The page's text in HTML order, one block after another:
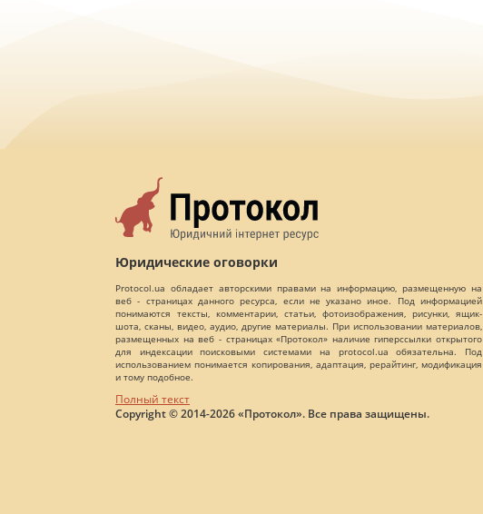
Юридические оговорки
Protocol.ua обладает авторскими правами на информацию, размещенную на
веб - страницах данного ресурса, если не указано иное. Под информацией
понимаются тексты, комментарии, статьи, фотоизображения, рисунки, ящик-
шота, сканы, видео, аудио, другие материалы. При использовании материалов,
размещенных на веб - страницах «Протокол» наличие гиперссылки открытого
для индексации поисковыми системами на protocol.ua обязательна. Под
использованием понимается копирования, адаптация, рерайтинг, модификация
и тому подобное.
Полный текст
Copyright © 2014-2026 «Протокол». Все права защищены.